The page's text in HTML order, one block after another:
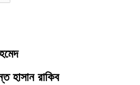
হাসান রাকিব